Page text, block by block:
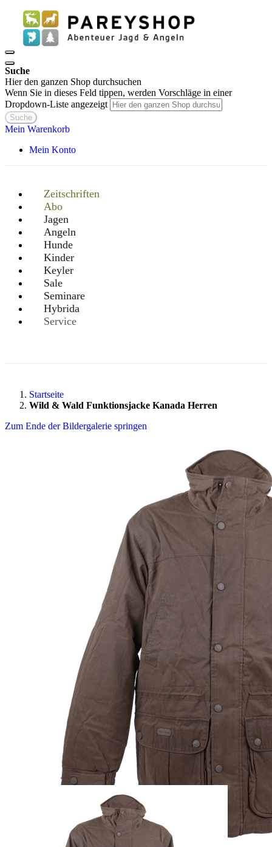
Suche
Hier den ganzen Shop durchsuchen
Wenn Sie in dieses Feld tippen, werden Vorschläge in einer
Dropdown-Liste angezeigt
Suche
Mein Warenkorb
Mein Konto
Zeitschriften
Abo
Jagen
Angeln
Hunde
Kinder
Keyler
Sale
Seminare
Hybrida
Service
Startseite
Wild & Wald Funktionsjacke Kanada Herren
Zum Ende der Bildergalerie springen